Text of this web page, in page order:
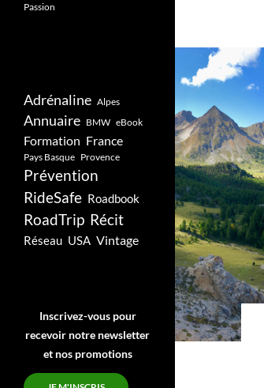
Passion
Adrénaline Alpes
Annuaire BMW eBook
Formation France
Pays Basque Provence
Prévention
RideSafe Roadbook
RoadTrip Récit
Réseau USA Vintage
Inscrivez-vous pour
recevoir notre newsletter
et nos promotions